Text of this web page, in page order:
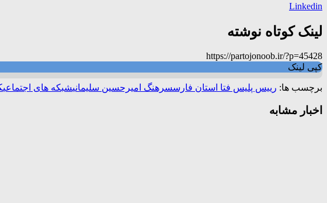
Linkedin
لینک کوتاه نوشته
https://partojonoob.ir/?p=45428
کپی لینک
برچسب ها: رییس پلیس فتا استان فارسسرهنگ امیرحسین سلیمانیشبکه های اجتماعی
اخبار مشابه